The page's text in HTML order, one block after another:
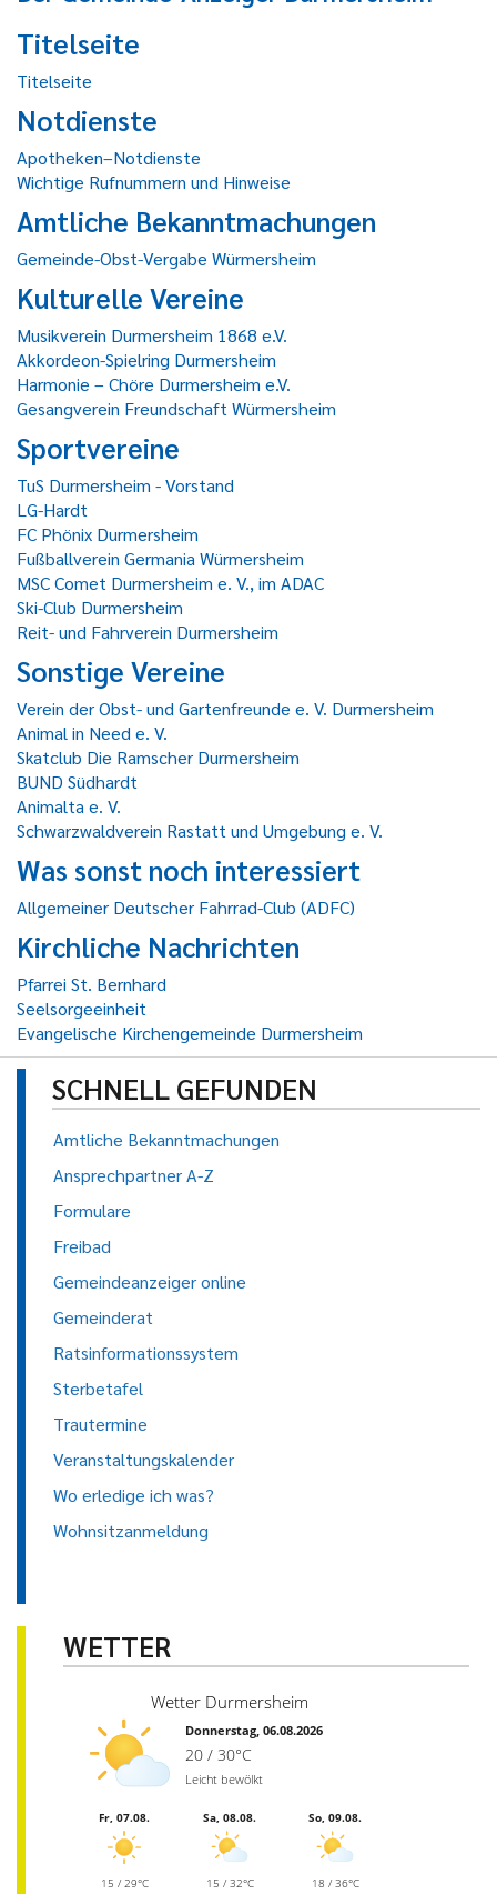
Titelseite
Titelseite
Notdienste
Apotheken–Notdienste
Wichtige Rufnummern und Hinweise
Amtliche Bekanntmachungen
Gemeinde-Obst-Vergabe Würmersheim
Kulturelle Vereine
Musikverein Durmersheim 1868 e.V.
Akkordeon-Spielring Durmersheim
Harmonie – Chöre Durmersheim e.V.
Gesangverein Freundschaft Würmersheim
Sportvereine
TuS Durmersheim - Vorstand
LG-Hardt
FC Phönix Durmersheim
Fußballverein Germania Würmersheim
MSC Comet Durmersheim e. V., im ADAC
Ski-Club Durmersheim
Reit- und Fahrverein Durmersheim
Sonstige Vereine
Verein der Obst- und Gartenfreunde e. V. Durmersheim
Animal in Need e. V.
Skatclub Die Ramscher Durmersheim
BUND Südhardt
Animalta e. V.
Schwarzwaldverein Rastatt und Umgebung e. V.
Was sonst noch interessiert
Allgemeiner Deutscher Fahrrad-Club (ADFC)
Kirchliche Nachrichten
Pfarrei St. Bernhard
Seelsorgeeinheit
Evangelische Kirchengemeinde Durmersheim
SCHNELL GEFUNDEN
Amtliche Bekanntmachungen
Ansprechpartner A-Z
Formulare
Freibad
Gemeindeanzeiger online
Gemeinderat
Ratsinformationssystem
Sterbetafel
Trautermine
Veranstaltungskalender
Wo erledige ich was?
Wohnsitzanmeldung
WETTER
Wetter Durmersheim
Donnerstag, 06.08.2026
20 / 30°C
Leicht bewölkt
Fr, 07.08.
15 / 29°C
Sa, 08.08.
15 / 32°C
So, 09.08.
18 / 36°C